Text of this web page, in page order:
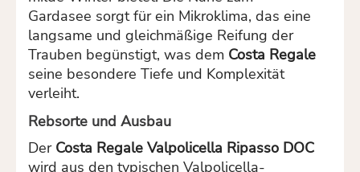
Gardasee sorgt für ein Mikroklima, das eine
langsame und gleichmäßige Reifung der
Trauben begünstigt, was dem Costa Regale
seine besondere Tiefe und Komplexität
verleiht.
Rebsorte und Ausbau
Der Costa Regale Valpolicella Ripasso DOC
wird aus den typischen Valpolicella-